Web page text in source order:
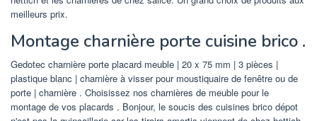
meilleurs prix.
Montage charnière porte cuisine brico .
Gedotec charnière porte placard meuble | 20 x 75 mm | 3 pièces |
plastique blanc | charnière à visser pour moustiquaire de fenêtre ou de
porte | charnière . Choisissez nos charnières de meuble pour le
montage de vos placards . Bonjour, le soucis des cuisines brico dépot